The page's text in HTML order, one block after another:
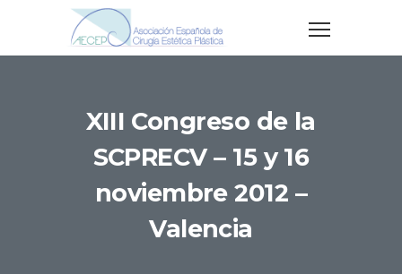
XIII Congreso de la
SCPRECV – 15 y 16
noviembre 2012 –
Valencia